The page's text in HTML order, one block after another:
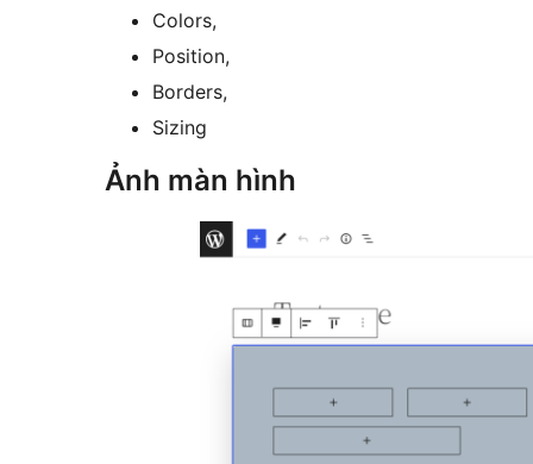
Colors,
Position,
Borders,
Sizing
Ảnh màn hình